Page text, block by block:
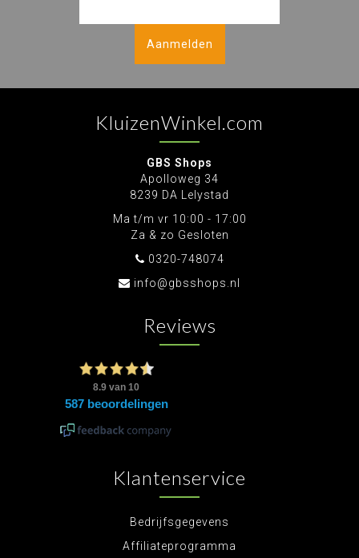
Aanmelden
KluizenWinkel.com
GBS Shops
Apolloweg 34
8239 DA Lelystad
Ma t/m vr 10:00 - 17:00
Za & zo Gesloten
0320-748074
info@gbsshops.nl
Reviews
Klantenservice
Bedrijfsgegevens
Affiliateprogramma